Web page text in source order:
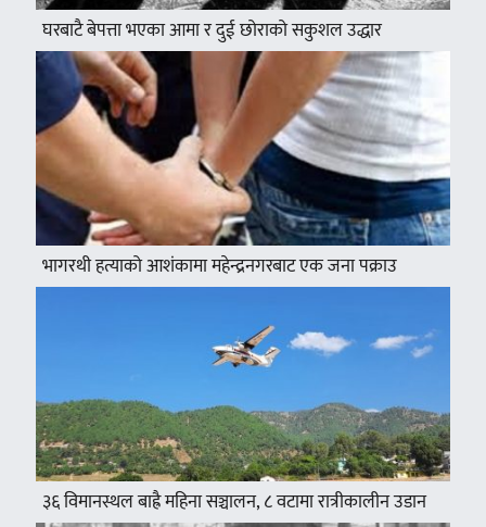
घरबाटै बेपत्ता भएका आमा र दुई छोराको सकुशल उद्धार
भागरथी हत्याको आशंकामा महेन्द्रनगरबाट एक जना पक्राउ
३६ विमानस्थल बाह्रै महिना सञ्चालन, ८ वटामा रात्रीकालीन उडान